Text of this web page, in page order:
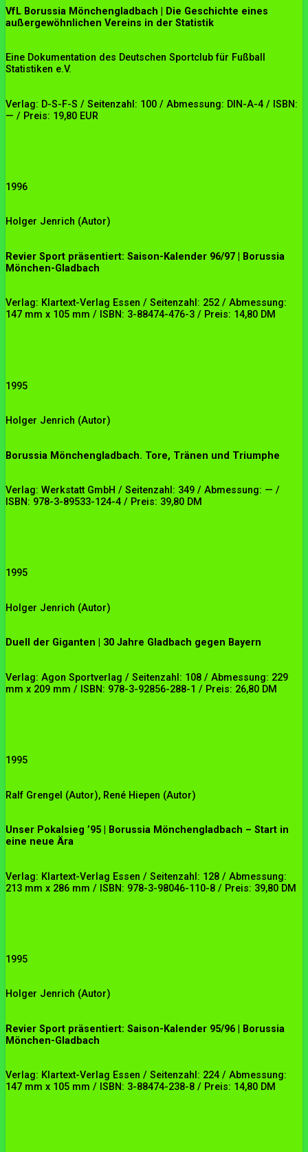
VfL Borussia Mönchengladbach | Die Geschichte eines
außergewöhnlichen Vereins in der Statistik
Eine Dokumentation des Deutschen Sportclub für Fußball
Statistiken e.V.
Verlag: D-S-F-S / Seitenzahl: 100 / Abmessung: DIN-A-4 / ISBN:
— / Preis: 19,80 EUR
1996
Holger Jenrich (Autor)
Revier Sport präsentiert: Saison-Kalender 96/97 | Borussia
Mönchen-Gladbach
Verlag: Klartext-Verlag Essen / Seitenzahl: 252 / Abmessung:
147 mm x 105 mm / ISBN: 3-88474-476-3 / Preis: 14,80 DM
1995
Holger Jenrich (Autor)
Borussia Mönchengladbach. Tore, Tränen und Triumphe
Verlag: Werkstatt GmbH / Seitenzahl: 349 / Abmessung: — /
ISBN: 978-3-89533-124-4 / Preis: 39,80 DM
1995
Holger Jenrich (Autor)
Duell der Giganten | 30 Jahre Gladbach gegen Bayern
Verlag: Agon Sportverlag / Seitenzahl: 108 / Abmessung: 229
mm x 209 mm / ISBN: 978-3-92856-288-1 / Preis: 26,80 DM
1995
Ralf Grengel (Autor), René Hiepen (Autor)
Unser Pokalsieg ’95 | Borussia Mönchengladbach – Start in
eine neue Ära
Verlag: Klartext-Verlag Essen / Seitenzahl: 128 / Abmessung:
213 mm x 286 mm / ISBN: 978-3-98046-110-8 / Preis: 39,80 DM
1995
Holger Jenrich (Autor)
Revier Sport präsentiert: Saison-Kalender 95/96 | Borussia
Mönchen-Gladbach
Verlag: Klartext-Verlag Essen / Seitenzahl: 224 / Abmessung:
147 mm x 105 mm / ISBN: 3-88474-238-8 / Preis: 14,80 DM